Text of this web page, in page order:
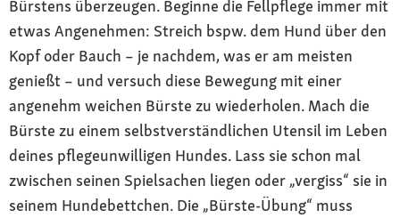
Bürstens überzeugen. Beginne die Fellpflege immer mit
etwas Angenehmen: Streich bspw. dem Hund über den
Kopf oder Bauch – je nachdem, was er am meisten
genießt – und versuch diese Bewegung mit einer
angenehm weichen Bürste zu wiederholen. Mach die
Bürste zu einem selbstverständlichen Utensil im Leben
deines pflegeunwilligen Hundes. Lass sie schon mal
zwischen seinen Spielsachen liegen oder „vergiss“ sie in
seinem Hundebettchen. Die „Bürste-Übung“ muss